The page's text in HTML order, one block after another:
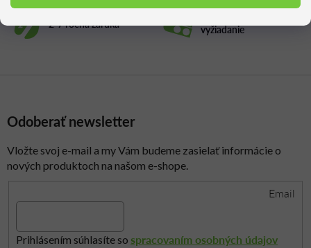
2-7 ročná záruka vyžiadanie
Odoberať newsletter
Vložte svoj e-mail a my Vám budeme zasielať informácie o
nových produktoch na našom e-shope.
Email
Prihlásením súhlasíte so spracovaním osobných údajov